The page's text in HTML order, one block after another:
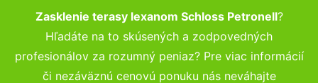
Zasklenie terasy lexanom Schloss Petronell?
Hľadáte na to skúsených a zodpovedných
profesionálov za rozumný peniaz? Pre viac informácií
či nezáväznú cenovú ponuku nás neváhajte